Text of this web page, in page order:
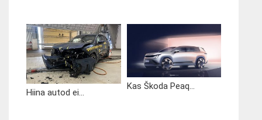
Hiina autod ei...
Kas Škoda Peaq...